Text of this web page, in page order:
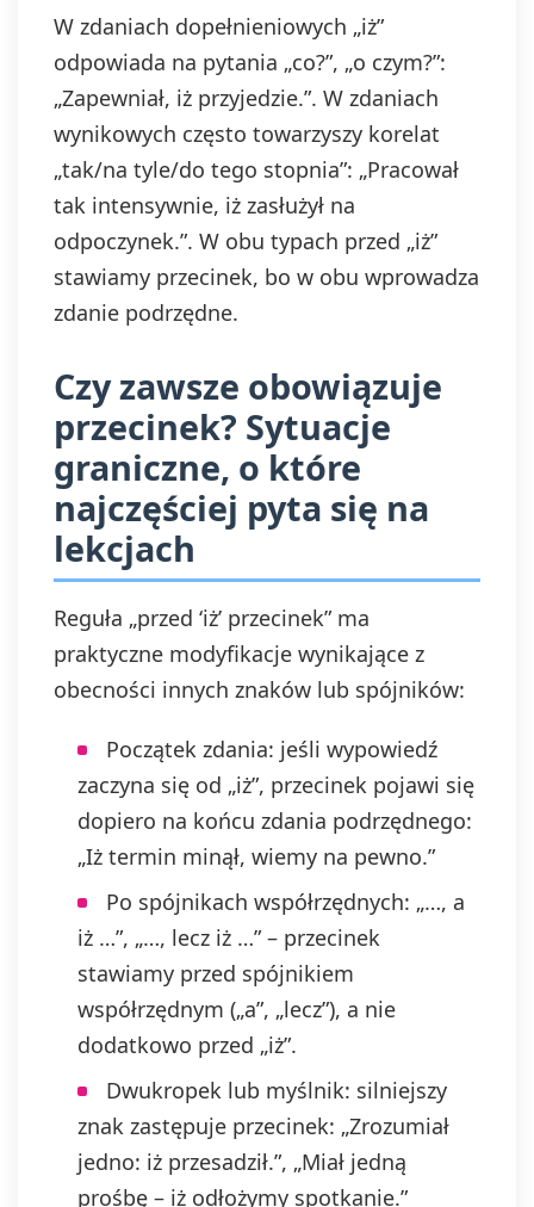
W zdaniach dopełnieniowych „iż”
odpowiada na pytania „co?”, „o czym?”:
„Zapewniał, iż przyjedzie.”. W zdaniach
wynikowych często towarzyszy korelat
„tak/na tyle/do tego stopnia”: „Pracował
tak intensywnie, iż zasłużył na
odpoczynek.”. W obu typach przed „iż”
stawiamy przecinek, bo w obu wprowadza
zdanie podrzędne.
Czy zawsze obowiązuje
przecinek? Sytuacje
graniczne, o które
najczęściej pyta się na
lekcjach
Reguła „przed ‘iż’ przecinek” ma
praktyczne modyfikacje wynikające z
obecności innych znaków lub spójników:
Początek zdania: jeśli wypowiedź
zaczyna się od „iż”, przecinek pojawi się
dopiero na końcu zdania podrzędnego:
„Iż termin minął, wiemy na pewno.”
Po spójnikach współrzędnych: „…, a
iż …”, „…, lecz iż …” – przecinek
stawiamy przed spójnikiem
współrzędnym („a”, „lecz”), a nie
dodatkowo przed „iż”.
Dwukropek lub myślnik: silniejszy
znak zastępuje przecinek: „Zrozumiał
jedno: iż przesadził.”, „Miał jedną
prośbę – iż odłożymy spotkanie.”